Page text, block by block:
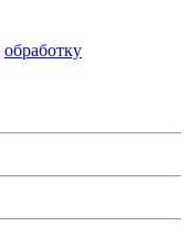
обработку